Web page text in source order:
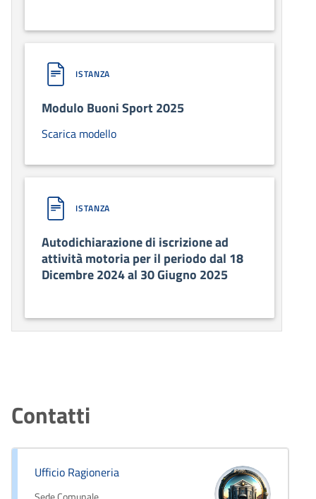
ISTANZA
Modulo Buoni Sport 2025
Scarica modello
ISTANZA
Autodichiarazione di iscrizione ad
attività motoria per il periodo dal 18
Dicembre 2024 al 30 Giugno 2025
Contatti
Ufficio Ragioneria